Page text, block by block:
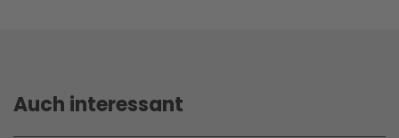
Auch interessant